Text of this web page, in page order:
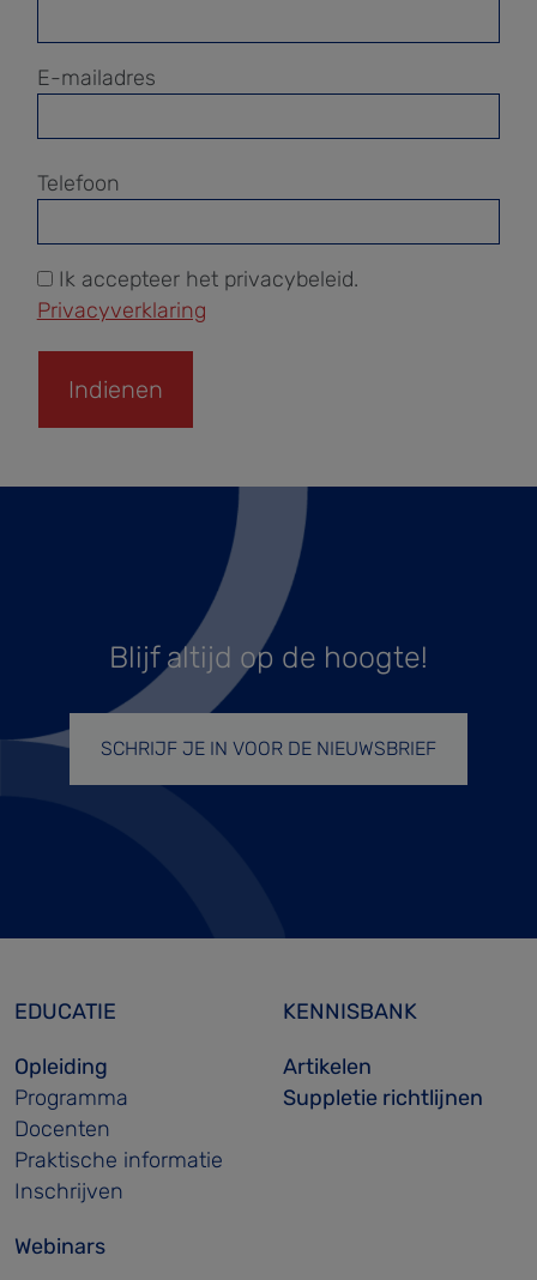
E-mailadres
Telefoon
Ik accepteer het privacybeleid.
Privacyverklaring
Blijf altijd op de hoogte!
SCHRIJF JE IN VOOR DE NIEUWSBRIEF
EDUCATIE
Opleiding
Programma
Docenten
Praktische informatie
Inschrijven
Webinars
KENNISBANK
Artikelen
Suppletie richtlijnen